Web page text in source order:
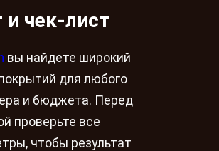
и чек-лист
вы найдете широкий
для любого
и бюджета. Перед
проверьте все
чтобы результат